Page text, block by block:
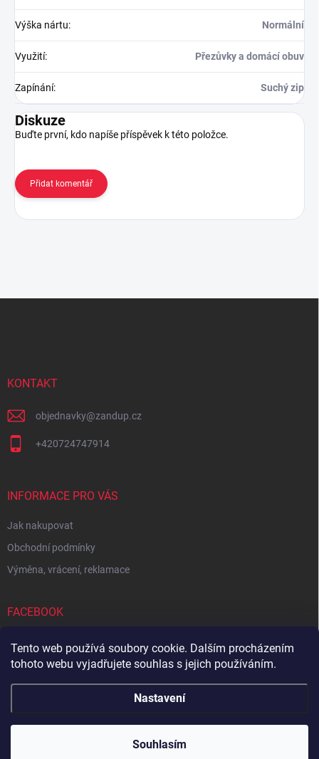
Tento web používá soubory cookie. Dalším procházením
tohoto webu vyjadřujete souhlas s jejich používáním.
Nastavení
Souhlasím
Výška nártu: Normální
Využití: Přezůvky a domácí obuv
Zapínání: Suchý zip
Diskuze
Buďte první, kdo napíše příspěvek k této položce.
Přidat komentář
KONTAKT
objednavky@zandup.cz
+420724747914
INFORMACE PRO VÁS
Jak nakupovat
Obchodní podmínky
Výměna, vrácení, reklamace
FACEBOOK
Zboží.cz Heureka.cz Sedupa Nejlepší seno.cz
Zandup . Všechna práva vyhrazena.